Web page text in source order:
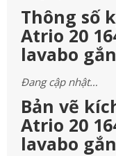
Thông số
Atrio 20
lavabo
Đang cập nhật…
Bản vẽ
Atrio 20
lavabo